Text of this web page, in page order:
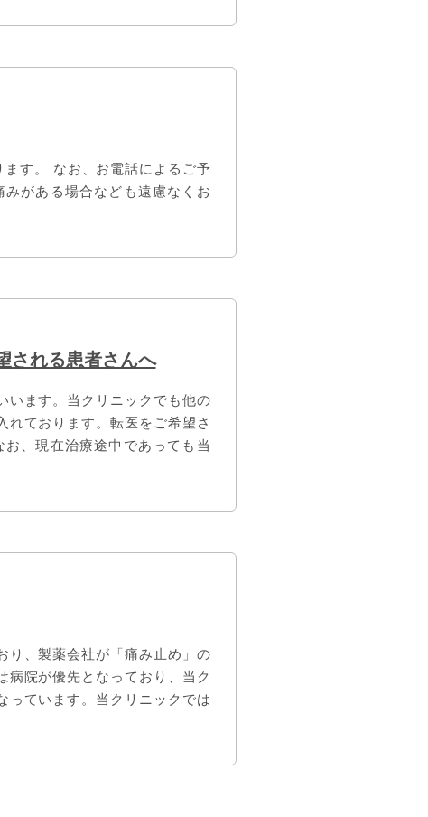
す。 なお、お電話によるご予
がある場合なども遠慮なくお
される患者さんへ
います。当クリニックでも他の
れております。転医をご希望さ
、現在治療途中であっても当
り、製薬会社が「痛み止め」の
病院が優先となっており、当ク
っています。当クリニックでは